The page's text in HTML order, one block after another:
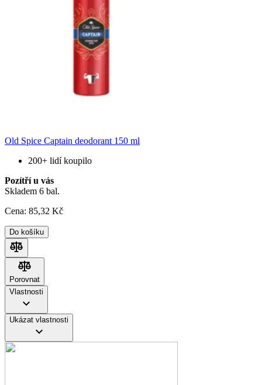
Old Spice Captain deodorant 150 ml
200+ lidí koupilo
Pozítří u vás
Skladem 6 bal.
Cena: 85,32 Kč
Do košíku
Porovnat
Porovnat
Vlastnosti
Ukázat vlastnosti